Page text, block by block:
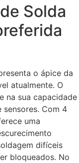
Solda
o ápice da
atualmente. O
na sua capacidade
sensores. Com 4
uma
difíceis
bloqueados. No